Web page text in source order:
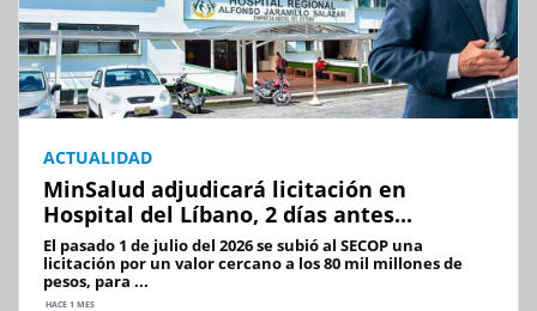
ACTUALIDAD
MinSalud adjudicará licitación en
Hospital del Líbano, 2 días antes...
El pasado 1 de julio del 2026 se subió al SECOP una
licitación por un valor cercano a los 80 mil millones de
pesos, para ...
HACE 1 MES